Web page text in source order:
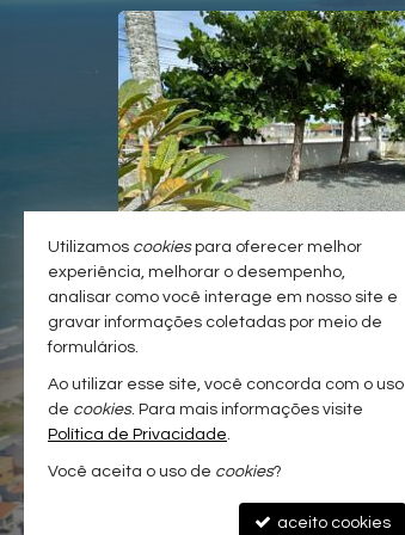
#351
NAVEGANTES -GRAVATÁ
2
Utilizamos cookiespara oferecer melhor
experiência, melhorar o desempenho,
analisar como você interage em nosso site e
gravar informações coletadas por meio de
formulários.
Ao utilizar esse site, você concorda com o uso
de cookies. Para mais informações visite
Política de Privacidade.
Você aceita o uso de cookies?
aceito cookies